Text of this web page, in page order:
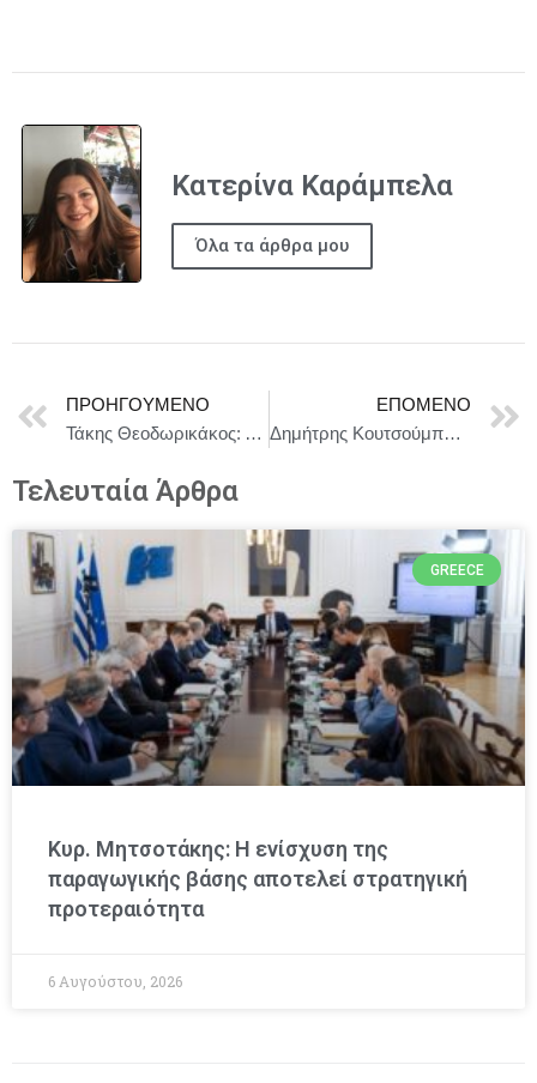
Κατερίνα Καράμπελα
Όλα τα άρθρα μου
ΠΡΟΗΓΟΎΜΕΝΟ
Τάκης Θεοδωρικάκος: Αδιαπραγμάτευτη η εφαρμογή του νόμου για την προστασία των καταναλωτών
ΕΠΌΜΕΝΟ
Δημήτρης Κουτσούμπας :Κυβέρνηση και δικαιοσύνη θα έχουν βαρύτατες ευθύνες αν συμβεί οτιδήποτε σε αυτόν τον άνθρωπο που ζητάει το αυτονόητο
Τελευταία Άρθρα
GREECE
Κυρ. Μητσοτάκης: Η ενίσχυση της
παραγωγικής βάσης αποτελεί στρατηγική
προτεραιότητα
6 Αυγούστου, 2026